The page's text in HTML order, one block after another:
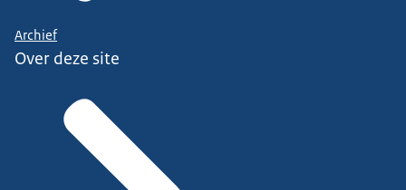
Archief
Over deze site